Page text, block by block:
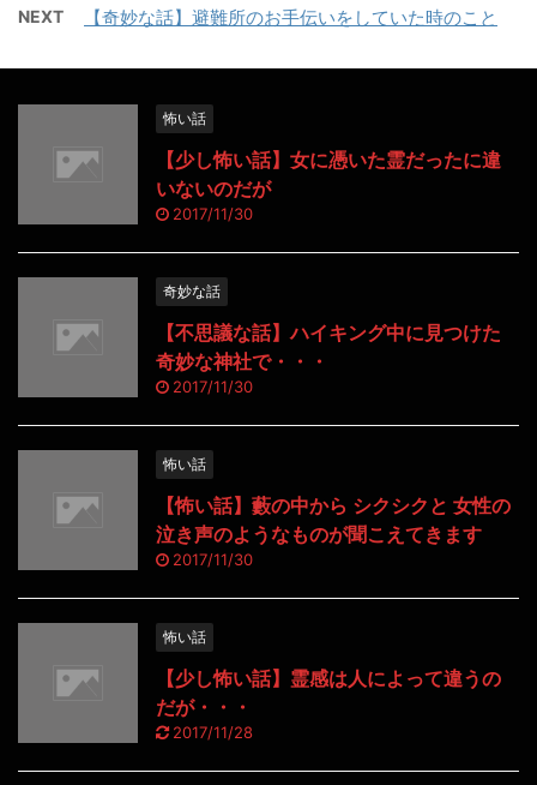
NEXT 【奇妙な話】避難所のお手伝いをしていた時のこと
怖い話
【少し怖い話】女に憑いた霊だったに違
いないのだが
2017/11/30
奇妙な話
【不思議な話】ハイキング中に見つけた
奇妙な神社で・・・
2017/11/30
怖い話
【怖い話】藪の中から シクシクと 女性の
泣き声のようなものが聞こえてきます
2017/11/30
怖い話
【少し怖い話】霊感は人によって違うの
だが・・・
2017/11/28